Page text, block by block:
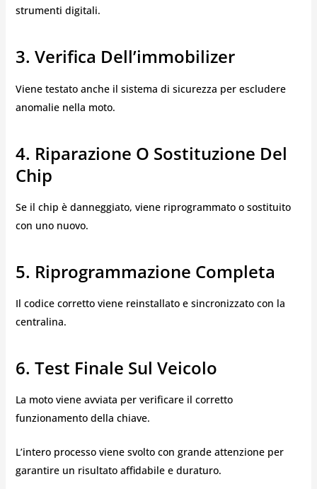
strumenti digitali.
3. Verifica Dell’immobilizer
Viene testato anche il sistema di sicurezza per escludere
anomalie nella moto.
4. Riparazione O Sostituzione Del
Chip
Se il chip è danneggiato, viene riprogrammato o sostituito
con uno nuovo.
5. Riprogrammazione Completa
Il codice corretto viene reinstallato e sincronizzato con la
centralina.
6. Test Finale Sul Veicolo
La moto viene avviata per verificare il corretto
funzionamento della chiave.
L’intero processo viene svolto con grande attenzione per
garantire un risultato affidabile e duraturo.